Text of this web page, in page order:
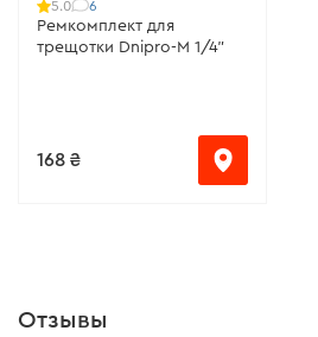
5.0 6
Ремкомплект для
трещотки Dnipro-M 1/4"
168 ₴
Отзывы